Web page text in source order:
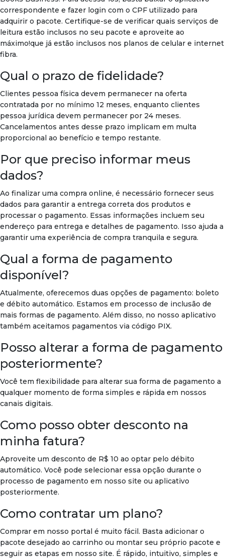
correspondente e fazer login com o CPF utilizado para
adquirir o pacote. Certifique-se de verificar quais serviços de
leitura estão inclusos no seu pacote e aproveite ao
máximo!que já estão inclusos nos planos de celular e internet
fibra.
Qual o prazo de fidelidade?
Clientes pessoa física devem permanecer na oferta
contratada por no mínimo 12 meses, enquanto clientes
pessoa jurídica devem permanecer por 24 meses.
Cancelamentos antes desse prazo implicam em multa
proporcional ao benefício e tempo restante.
Por que preciso informar meus
dados?
Ao finalizar uma compra online, é necessário fornecer seus
dados para garantir a entrega correta dos produtos e
processar o pagamento. Essas informações incluem seu
endereço para entrega e detalhes de pagamento. Isso ajuda a
garantir uma experiência de compra tranquila e segura.
Qual a forma de pagamento
disponível?
Atualmente, oferecemos duas opções de pagamento: boleto
e débito automático. Estamos em processo de inclusão de
mais formas de pagamento. Além disso, no nosso aplicativo
também aceitamos pagamentos via código PIX.
Posso alterar a forma de pagamento
posteriormente?
Você tem flexibilidade para alterar sua forma de pagamento a
qualquer momento de forma simples e rápida em nossos
canais digitais.
Como posso obter desconto na
minha fatura?
Aproveite um desconto de R$ 10 ao optar pelo débito
automático. Você pode selecionar essa opção durante o
processo de pagamento em nosso site ou aplicativo
posteriormente.
Como contratar um plano?
Comprar em nosso portal é muito fácil. Basta adicionar o
pacote desejado ao carrinho ou montar seu próprio pacote e
seguir as etapas em nosso site. É rápido, intuitivo, simples e